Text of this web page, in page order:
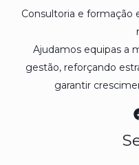
Consultoria e formação
Ajudamos equipas a
gestão, reforçando
garantir